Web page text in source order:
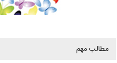
مطالب مهم